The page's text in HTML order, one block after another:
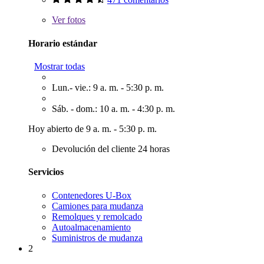
Verfotos
Horario estándar
Mostrar todas
Lun.- vie.: 9 a. m. - 5:30 p. m.
Sáb. - dom.: 10 a. m. - 4:30 p. m.
Hoy abierto de 9 a. m. - 5:30 p. m.
Devolución del cliente 24 horas
Servicios
Contenedores U-Box
Camiones para mudanza
Remolques y remolcado
Autoalmacenamiento
Suministros de mudanza
2